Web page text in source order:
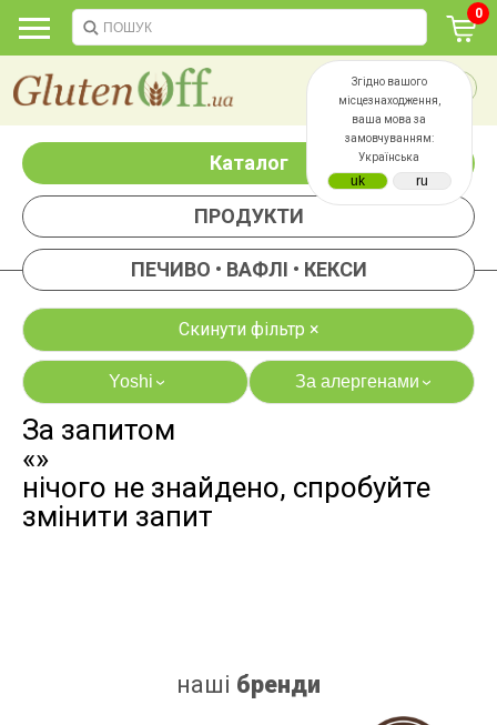
Згідно вашого
місцезнаходження,
ваша мова за
замовчуванням:
Українська
0
Каталог
ПРОДУКТИ
ПЕЧИВО • ВАФЛІ • КЕКСИ
Скинути фільтр ×
Yoshi› За алергенами›
яєць
дріжджів
За запитом
«»
нічого не знайдено, спробуйте
змінити запит
наші бренди